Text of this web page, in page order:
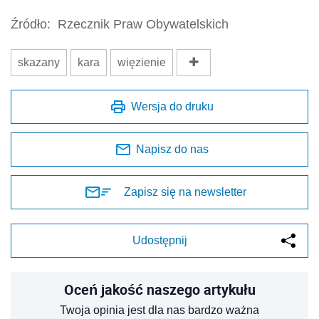
Źródło: Rzecznik Praw Obywatelskich
skazany kara więzienie
Wersja do druku
Napisz do nas
Zapisz się na newsletter
Udostępnij
Oceń jakość naszego artykułu
Twoja opinia jest dla nas bardzo ważna